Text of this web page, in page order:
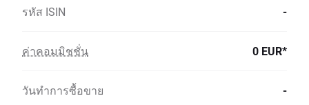
รหัส ISIN -
ค่าคอมมิชชั่น 0 EUR*
วันทำการซื้อขาย -